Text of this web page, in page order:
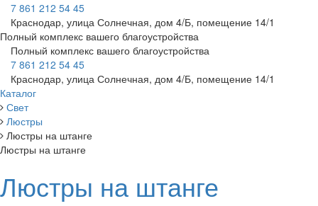
7 861 212 54 45
Краснодар, улица Солнечная, дом 4/Б, помещение 14/1
Полный комплекс вашего благоустройства
Полный комплекс вашего благоустройства
7 861 212 54 45
Краснодар, улица Солнечная, дом 4/Б, помещение 14/1
Каталог
Свет
Люстры
Люстры на штанге
Люстры на штанге
Люстры на штанге